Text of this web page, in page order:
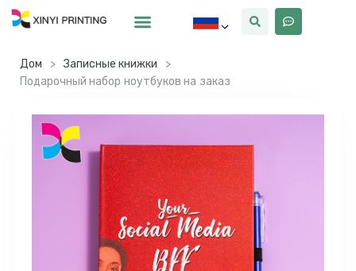
Дом > Записные книжки
>
Подарочный набор ноутбуков на заказ